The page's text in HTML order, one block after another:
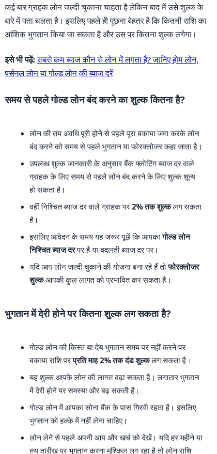
कई बार ग्राहक लोन जल्दी चुकाना चाहता है लेकिन बाद में उसे शुल्क के
बारे में पता चलता है। इसलिए पहले ही पूछना बेहतर है कि कितनी राशि का
आंशिक भुगतान किया जा सकता है और उस पर कितना शुल्क लगेगा।
इसे भी पढ़ें:सबसे कम ब्याज कौन से लोन में लगता है? जानिए होम लोन,
पर्सनल लोन या गोल्ड लोन की ब्याज दरें
समय से पहले गोल्ड लोन बंद करने का शुल्क कितना है?
लोन की तय अवधि पूरी होने से पहले पूरा बकाया जमा करके लोन
बंद करने को समय से पहले भुगतान या फोरक्लोजर कहा जाता है।
उपलब्ध शुल्क जानकारी के अनुसार बैंक फ्लोटिंग ब्याज दर वाले
ग्राहक के लिए समय से पहले लोन बंद करने के लिए शुल्क शून्य
हो सकता है।
वहीं निश्चित ब्याज दर वाले ग्राहक पर2% तक शुल्कलग सकता
है।
इसलिए आवेदन के समय यह जरूर पूछें कि आपकागोल्ड लोन
निश्चित ब्याज दरपर है या बदलती ब्याज दर पर।
यदि आप लोन जल्दी चुकाने की योजना बना रहे हैं तोफोरक्लोजर
शुल्कआपकी कुल लागत को प्रभावित कर सकता है।
भुगतान में देरी होने पर कितना शुल्क लग सकता है?
गोल्ड लोन की किस्त या देय भुगतान समय पर नहीं करने पर
बकाया राशि परप्रति माह 2% तक दंड शुल्कलग सकता है।
यह शुल्क आपके लोन की लागत बढ़ा सकता है। लगातार भुगतान
में देरी होने पर समस्या और बढ़ सकती है।
गोल्ड लोन में आपका सोना बैंक के पास गिरवी रहता है। इसलिए
भुगतान को हल्के में नहीं लेना चाहिए।
लोन लेने से पहले अपनी आय और खर्च को देखें। यदि हर महीने या
तय तारीख पर भुगतान करना मुश्किल लग रहा है तो लोन राशि